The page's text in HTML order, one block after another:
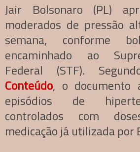
Jair Bolsonaro (PL)
moderados de pressão
semana, conforme
encaminhado ao
Federal (STF).
Conteúdo, o documento
episódios de
controlados com
medicação já utilizada por